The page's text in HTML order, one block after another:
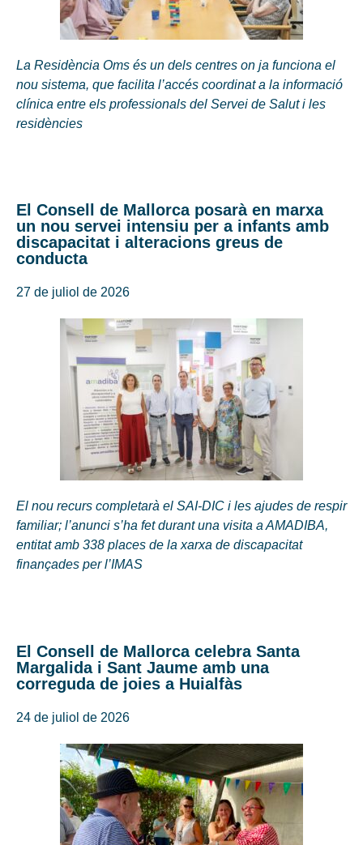
La Residència Oms és un dels centres on ja funciona el
nou sistema, que facilita l’accés coordinat a la informació
clínica entre els professionals del Servei de Salut i les
residències
El Consell de Mallorca posarà en marxa
un nou servei intensiu per a infants amb
discapacitat i alteracions greus de
conducta
27 de juliol de 2026
El nou recurs completarà el SAI-DIC i les ajudes de respir
familiar; l’anunci s’ha fet durant una visita a AMADIBA,
entitat amb 338 places de la xarxa de discapacitat
finançades per l’IMAS
El Consell de Mallorca celebra Santa
Margalida i Sant Jaume amb una
correguda de joies a Huialfàs
24 de juliol de 2026